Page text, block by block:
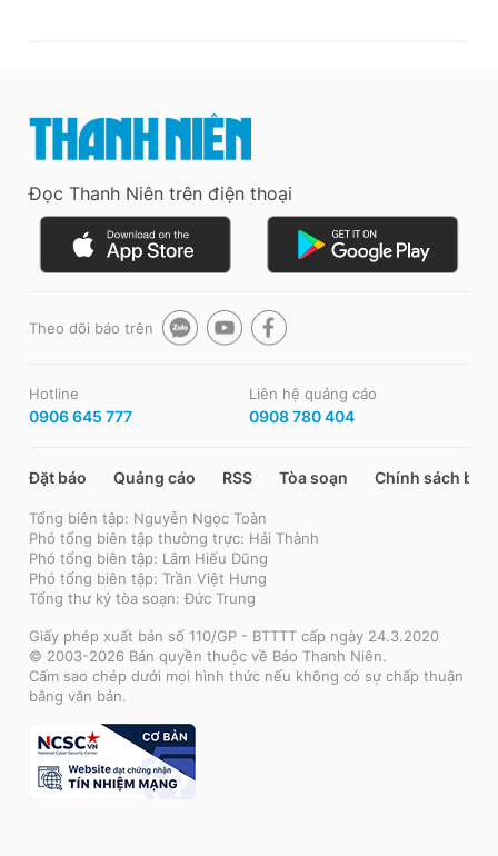
Đọc Thanh Niên trên điện thoại
Theo dõi báo trên
Hotline
0906 645 777
Liên hệ quảng cáo
0908 780 404
Đặt báo Quảng cáo RSS Tòa soạn Chính sách bảo
Tổng biên tập: Nguyễn Ngọc Toàn
Phó tổng biên tập thường trực: Hải Thành
Phó tổng biên tập: Lâm Hiếu Dũng
Phó tổng biên tập: Trần Việt Hưng
Tổng thư ký tòa soạn: Đức Trung
Giấy phép xuất bản số 110/GP - BTTTT cấp ngày 24.3.2020
© 2003-2026 Bản quyền thuộc về Báo Thanh Niên.
Cấm sao chép dưới mọi hình thức nếu không có sự chấp thuận
bằng văn bản.